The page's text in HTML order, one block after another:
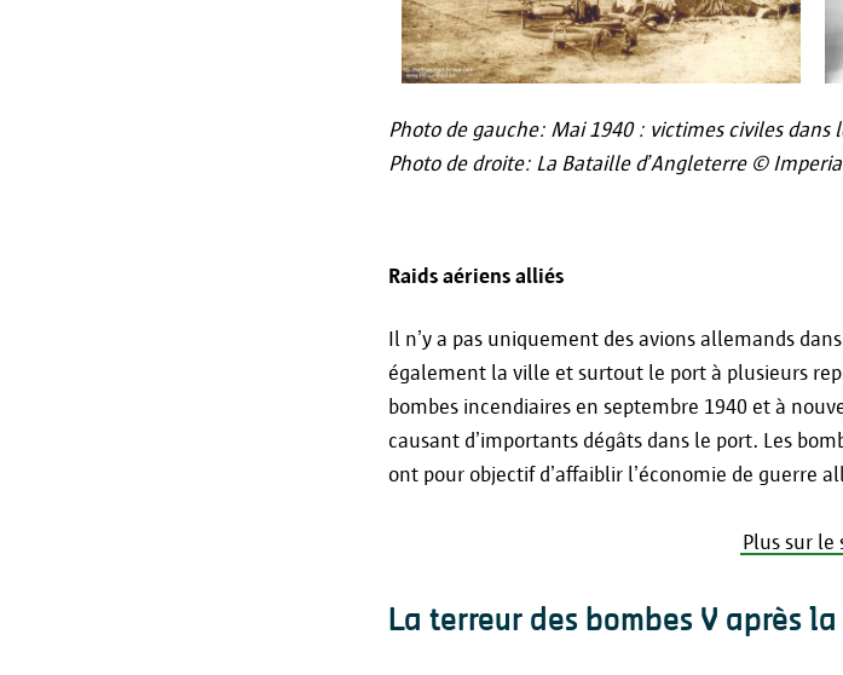
Photo de gauche: Mai 1940 : victimes civiles dans
Photo de droite: La Bataille d’Angleterre ©
Raids aériens alliés
Il n’y a pas uniquement des avions allemands
également la ville et surtout le port à plusieurs
bombes incendiaires en septembre 1940 et à
causant d’importants dégâts dans le port. Les
ont pour objectif d’affaiblir l’économie de guerre
Plus sur le
La terreur des bombes V après